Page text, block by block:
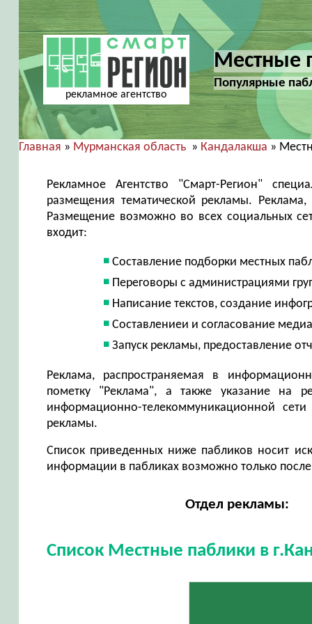
рекламное агентство
Местные
Популярные
Главная » Мурманская область» Кандалакша »
Рекламное Агентство "Смарт-Регион"
размещения тематической рекламы.
Размещение возможно во всех социальных
входит:
Составление подборки местных
Переговоры с администрациями
Написание текстов, создание
Составлениеи и согласование
Запуск рекламы, предоставление
Реклама, распространяемая в
пометку "Реклама", а также указание на
информационно-телекоммуникационной
рекламы.
Список приведенных ниже пабликов носит
информации в пабликах возможно только
Отдел рекламы:
Список Местные паблики в